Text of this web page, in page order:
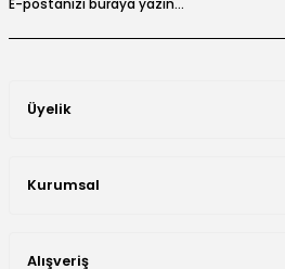
Üyelik
Kurumsal
Alışveriş